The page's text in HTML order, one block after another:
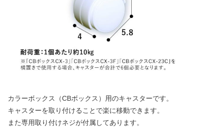
カラーボックス（CBボックス）用のキャスターです。
キャスターを取り付けることで楽に移動できます。
また専用取り付けネジが付属してあります。